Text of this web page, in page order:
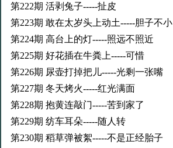
第222期 活剥兔子-----扯皮
第223期 敢在太岁头上动土-----胆子不小
第224期 高台上的灯-----照远不照近
第225期 好花插在牛粪上-----可惜
第226期 尿壶打掉把儿-----光剩一张嘴
第227期 冬天烤火-----红光满面
第228期 抱黄连敲门-----苦到家了
第229期 纺车耳朵-----随人转
第230期 稻草弹被絮-----不是正经胎子